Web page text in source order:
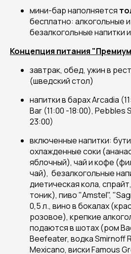
мини-бар наполняется
бесплатно: алкогольные и
безалкогольные напитки
Концепция питания
завтрак, обед, ужин в
(шведский стол)
напитки в барах Arcadia
Bar (11:00 -18:00), Pebbles
23:00)
включенные напитки:
охлажденные соки
яблочный), чай и кофе
чай), безалкогольные
диетическая кола,
тоник), пиво "Amstel",
0,5 л., вино в бокалах
розовое), крепкие
подаются в шотах (ром
Beefeater, водка Smirnoff
Mexicano, виски Famous